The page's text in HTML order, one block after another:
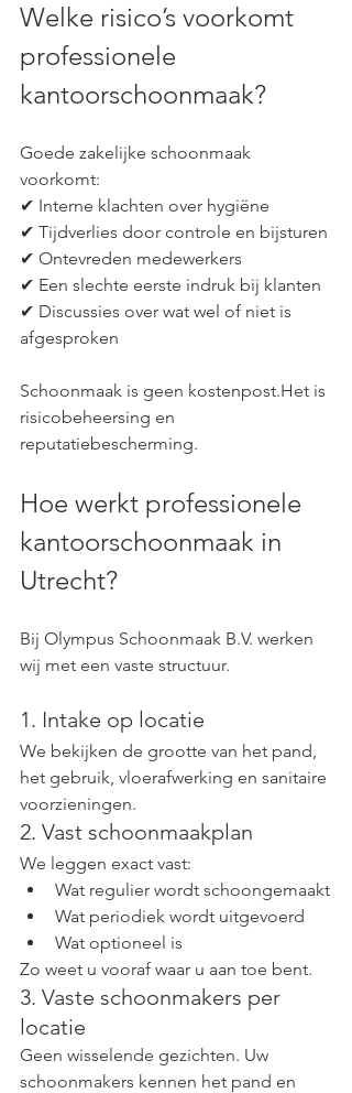
Welke risico’s voorkomt
professionele
kantoorschoonmaak?
Goede zakelijke schoonmaak
voorkomt:
✔ Interne klachten over hygiëne
✔ Tijdverlies door controle en bijsturen
✔ Ontevreden medewerkers
✔ Een slechte eerste indruk bij klanten
✔ Discussies over wat wel of niet is
afgesproken
Schoonmaak is geen kostenpost.Het is
risicobeheersing en
reputatiebescherming.
Hoe werkt professionele
kantoorschoonmaak in
Utrecht?
Bij Olympus Schoonmaak B.V. werken
wij met een vaste structuur.
1. Intake op locatie
We bekijken de grootte van het pand,
het gebruik, vloerafwerking en sanitaire
voorzieningen.
2. Vast schoonmaakplan
We leggen exact vast:
Wat regulier wordt schoongemaakt
Wat periodiek wordt uitgevoerd
Wat optioneel is
Zo weet u vooraf waar u aan toe bent.
3. Vaste schoonmakers per
locatie
Geen wisselende gezichten. Uw
schoonmakers kennen het pand en